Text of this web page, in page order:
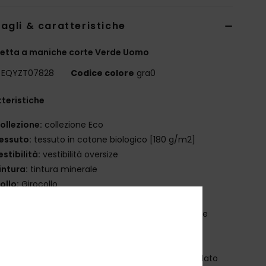
& caratteristiche
a maniche corte Verde Uomo
EQYZT07828 Codice colore gra0
collezione Eco
tessuto in cotone biologico [180 g/m2]
vestibilità oversize
tintura minerale
Girocollo
grafica Quiksilver stagionale su petto e
Pacchetto di etichette Quiksilver in materiale riciclato